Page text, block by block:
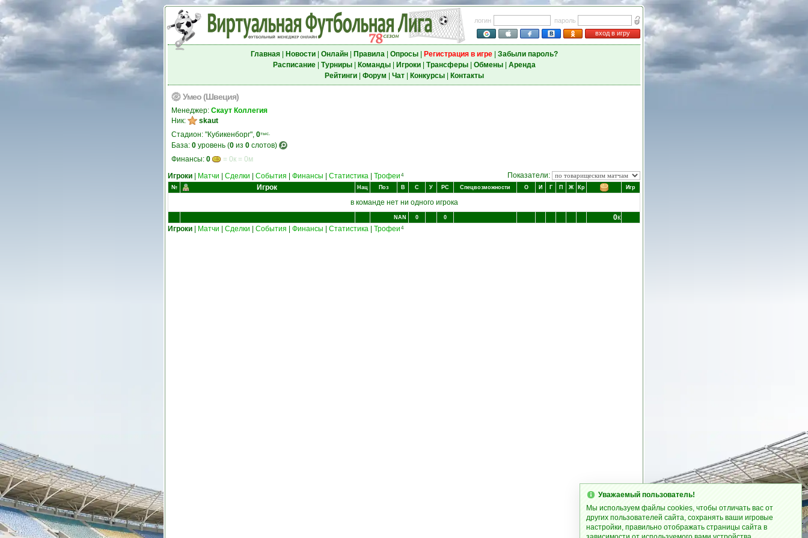
логин
пароль
вход в игру
Главная| Новости| Онлайн| Правила| Опросы| Регистрация в игре| Забыли пароль?
Расписание| Турниры| Команды| Игроки| Трансферы| Обмены| Аренда
Рейтинги| Форум Чат| Конкурсы| Контакты
Умео (Швеция)
Менеджер: Скаут Коллегия
Ник:
skaut
Стадион: "Кубикенборг", 0тыс.
База: 0 уровень (0 из 0 слотов)
Финансы: 0
= 0к = 0м
Игроки
Матчи Сделки События Финансы Статистика Трофеи 4 Показатели:
№ Игрок Нац Поз В С У РС Спецвозможности О И Г П Ж Кр Игр
в команде нет ни одного игрока
NAN 0 0 0к
Игроки
Матчи Сделки События Финансы Статистика Трофеи 4
Уважаемый пользователь!
Мы используем файлы cookies, чтобы отличать вас от
других пользователей сайта, сохранять ваши игровые
настройки, правильно отображать страницы сайта в